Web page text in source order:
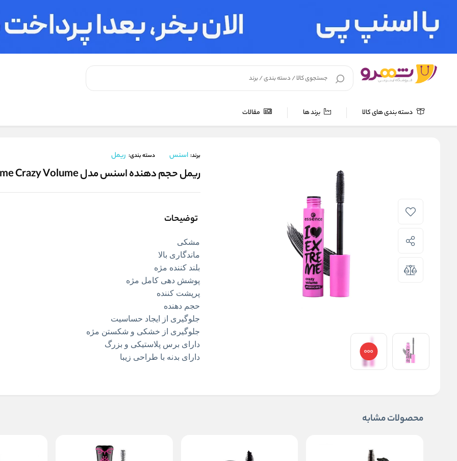
دسته بندی های کالا برند ها مقالات
لوازم آرایشی آرایش چشم و ابرو ریمل
برند: اسنس دسته بندی: ریمل
ریمل حجم دهنده اسنس مدل I Love Extreme Crazy Volume
توضیحات
مشکی
ماندگاری بالا
بلند کننده مژه
پوشش دهی کامل مژه
پرپشت کننده
حجم دهنده
جلوگیری از ایجاد حساسیت
جلوگیری از خشکی و شکستن مژه
دارای برس پلاستیکی و بزرگ
دارای بدنه با طراحی زیبا
محصولات مشابه